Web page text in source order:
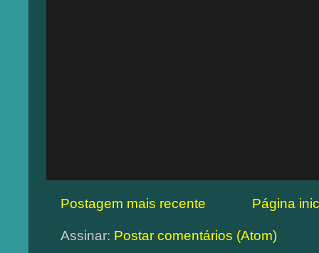
Postagem mais recente Página
Assinar: Postar comentários (Atom)